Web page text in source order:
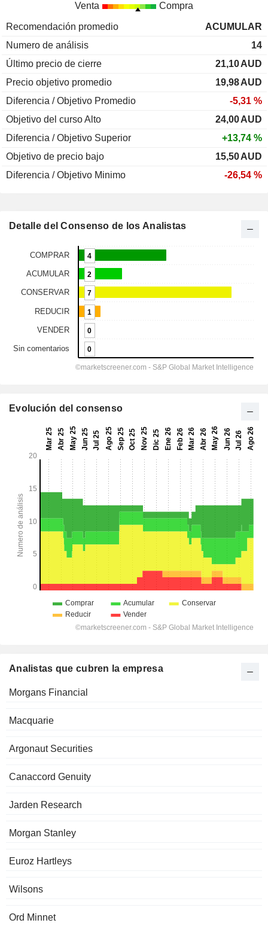
Venta Compra
Recomendación promedio
ACUMULAR
Numero de análisis
14
Último precio de cierre
21,10AUD
Precio objetivo promedio
19,98AUD
Diferencia / Objetivo Promedio
-5,31 %
Objetivo del curso Alto
24,00AUD
Diferencia / Objetivo Superior
+13,74 %
Objetivo de precio bajo
15,50AUD
Diferencia / Objetivo Minimo
-26,54 %
Detalle del Consenso de los Analistas
Evolución del consenso
Analistas que cubren la empresa
Morgans Financial
Macquarie
Argonaut Securities
Canaccord Genuity
Jarden Research
Morgan Stanley
Euroz Hartleys
Wilsons
Ord Minnet